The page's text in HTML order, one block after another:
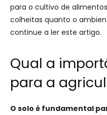
para o cultivo de
colheitas quanto o
continue a ler este artigo.
Qual a
para a
O solo é fundamental